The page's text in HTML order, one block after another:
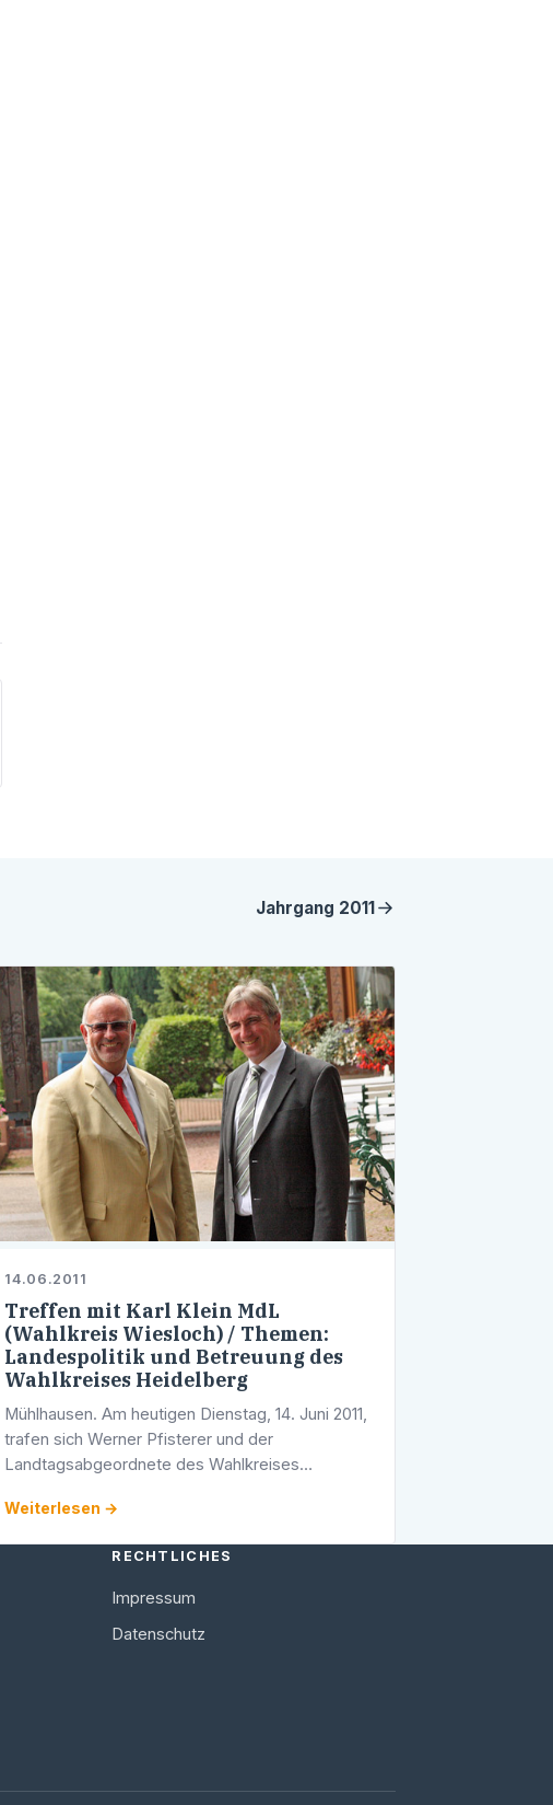
Jahrgang 2011
14.06.2011
Treffen mit Karl Klein MdL
(Wahlkreis Wiesloch) / Themen:
Landespolitik und Betreuung des
Wahlkreises Heidelberg
Mühlhausen. Am heutigen Dienstag, 14. Juni 2011,
trafen sich Werner Pfisterer und der
Landtagsabgeordnete des Wahlkreises
informativen Gespräch in Mühlhausen. Im
Mittelpunkt des …
Weiterlesen →
RECHTLICHES
Impressum
Datenschutz